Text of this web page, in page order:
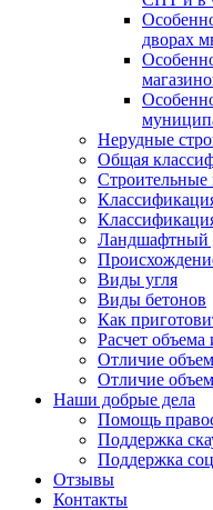
дворах
Нерудные
Общая
Строительные
Ландшафтный
Виды угля
Виды бетонов
Как
Расчет
Отличие
Отличие
Наши добрые дела
Помощь
Поддержка
Поддержка
Отзывы
Контакты